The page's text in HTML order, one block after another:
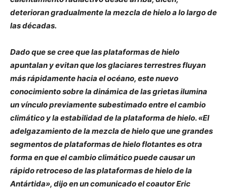
deterioran gradualmente la mezcla de hielo a lo largo de
las décadas.
Dado que se cree que las plataformas de hielo
apuntalan y evitan que los glaciares terrestres fluyan
más rápidamente hacia el océano, este nuevo
conocimiento sobre la dinámica de las grietas ilumina
un vínculo previamente subestimado entre el cambio
climático y la estabilidad de la plataforma de hielo. «El
adelgazamiento de la mezcla de hielo que une grandes
segmentos de plataformas de hielo flotantes es otra
forma en que el cambio climático puede causar un
rápido retroceso de las plataformas de hielo de la
Antártida», dijo en un comunicado el coautor Eric